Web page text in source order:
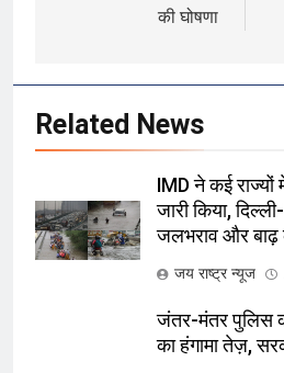
की घोषणा
Related News
IMD ने कई राज्यों
जारी किया,
जलभराव और
जय राष्ट्र न्यूज
जंतर-मंतर पुलिस
का हंगामा तेज़,